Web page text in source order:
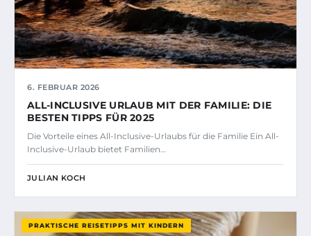
6. FEBRUAR 2026
ALL-INCLUSIVE URLAUB MIT DER FAMILIE: DIE
BESTEN TIPPS FÜR 2025
Die Vorteile eines All-Inclusive-Urlaubs für die Familie Ein All-
Inclusive-Urlaub bietet Familien…
JULIAN KOCH
PRAKTISCHE REISETIPPS MIT KINDERN